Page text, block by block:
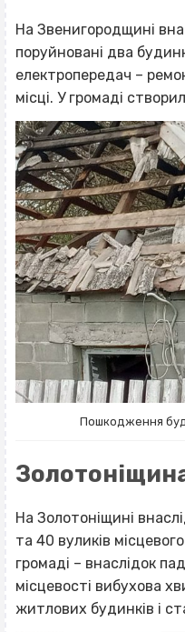
На Звенигородщині
поруйновані два
електропередач –
місці. У громаді
Пошкодження
На Золотоніщині
та 40 вуликів
громаді – внаслідок
місцевості вибухова
житлових будинків і